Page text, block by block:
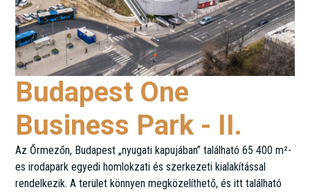
Budapest One
Business Park - II.
Az Őrmezőn, Budapest „nyugati kapujában” található 65 400 m²-
es irodapark egyedi homlokzati és szerkezeti kialakítással
rendelkezik. A terület könnyen megközelíthető, és itt található